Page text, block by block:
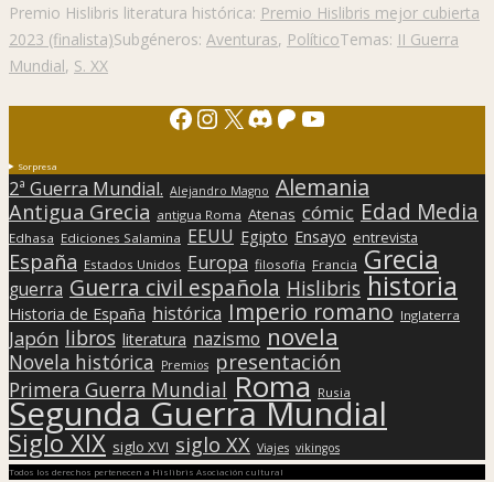
Premio Hislibris literatura histórica: Premio Hislibris mejor cubierta
2023 (finalista)Subgéneros: Aventuras, PolíticoTemas: II Guerra
Mundial, S. XX
Facebook
Instagram
X Discord
Patreon
YouTube
Sorpresa
2ª Guerra Mundial. Alejandro Magno Alemania
Antigua Grecia antigua Roma Atenas cómic Edad Media
Edhasa Ediciones Salamina EEUU Egipto Ensayo entrevista
España Estados Unidos Europa filosofía Francia Grecia
guerra Guerra civil española Hislibris historia
Historia de España histórica Imperio romano Inglaterra
Japón libros literatura nazismo novela
Novela histórica Premios presentación
Primera Guerra Mundial Roma Rusia
Segunda Guerra Mundial
Siglo XIX siglo XVI siglo XX Viajes vikingos
Todos los derechos pertenecen a Hislibris Asociación cultural